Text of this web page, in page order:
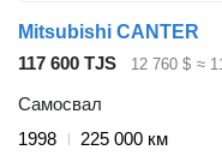
Mitsubishi CANTER
117 600 TJS
12 760 $ ≈
Самосвал
1998
225 000 км